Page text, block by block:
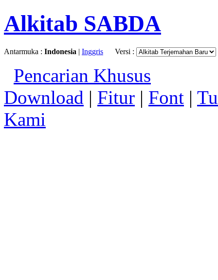
Alkitab SABDA
Antarmuka : Indonesia | Inggris Versi :
Pencarian Khusus
Download | Fitur | Font |
Kami